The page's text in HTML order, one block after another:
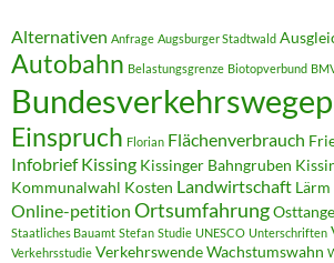
Alternativen Anfrage Augsburger Stadtwald
Autobahn Belastungsgrenze Biotopverbund
Einspruch Florian Flächenverbrauch
Infobrief Kissing Kissinger Bahngruben
Kommunalwahl Kosten Landwirtschaft Lärm
Online-petition Ortsumfahrung
Staatliches Bauamt Stefan Studie UNESCO Unterschriften
Verkehrsstudie VerkehrswendeWachstumswahn